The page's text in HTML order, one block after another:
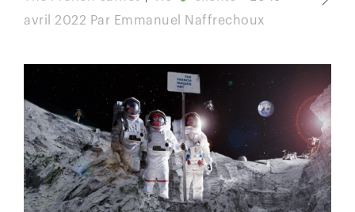
avril 2022 Par Emmanuel Naffrechoux